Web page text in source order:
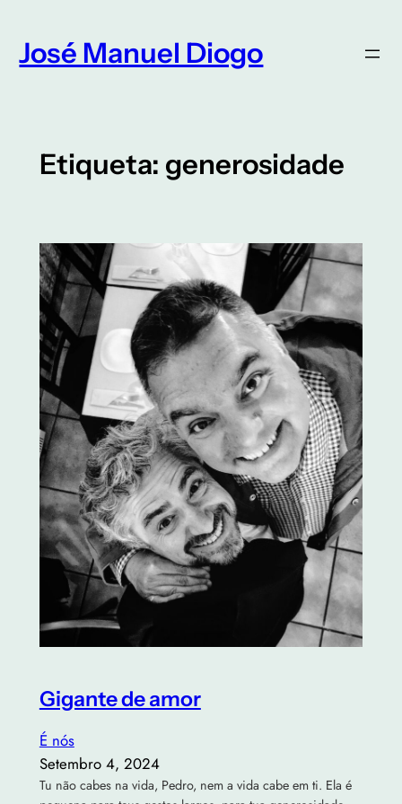
para
José Manuel Diogo
Etiqueta: generosidade
Gigante de amor
É nós
Setembro 4, 2024
Tu não cabes na vida, Pedro, nem a vida cabe em ti. Ela é